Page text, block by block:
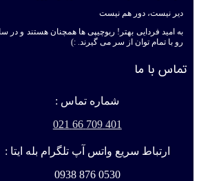
دیر نیست، دور هم نیست
رو با تمام توان از سر می گیرند. :)
تماس با ما
شماره تماس :
401 709 66 021
ارتباط سریع واتس آپ تلگرام بله ایتا :
0530 876 0938